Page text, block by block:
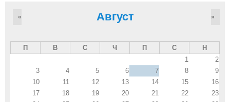
Август
« »
П В С Ч П С
Н
1
2
3
4 5 6 7 8
9
10
11 12 13 14 15
16
17
18 19 20 21 22
23